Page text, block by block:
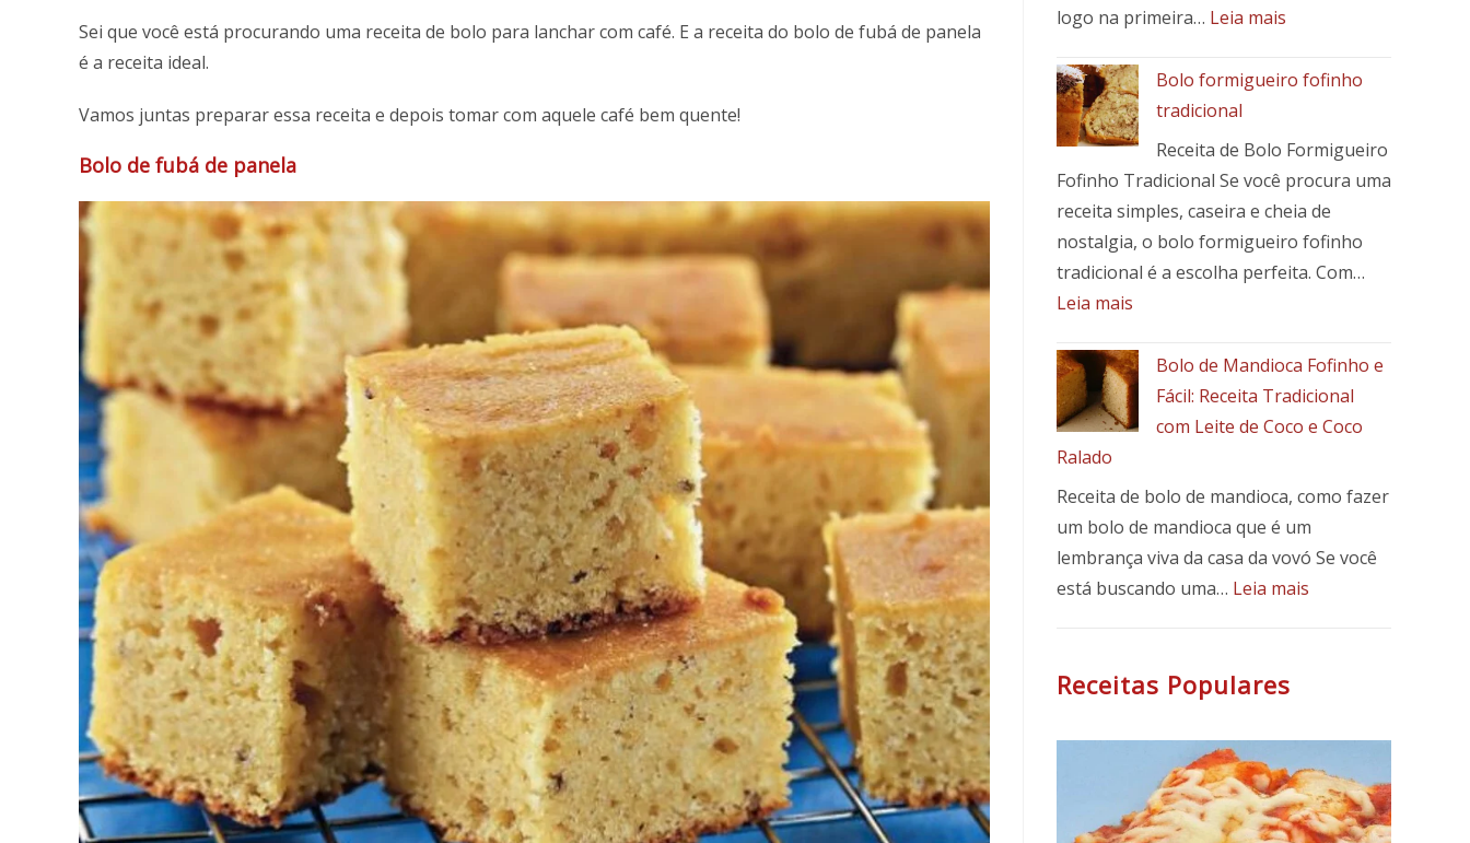
Sei que você está procurando uma receita de bolo para lanchar com café. E a receita do bolo de fubá de panela
é a receita ideal.
Vamos juntas preparar essa receita e depois tomar com aquele café bem quente!
Bolo de fubá de panela
em
Prato
logo na primeira… Leia mais
Costela
assada
com
mandioca:
receita
fácil,
de
sabor
Bolo formigueiro fofinho
tradicional
Receita de Bolo Formigueiro
Fofinho Tradicional Se você procura uma
receita simples, caseira e cheia de
nostalgia, o bolo formigueiro fofinho
tradicional é a escolha perfeita. Com…
Leia mais
formigueiro
fofinho
tradicional
Bolo de Mandioca Fofinho e
Fácil: Receita Tradicional
com Leite de Coco e Coco
Ralado
Receita de bolo de mandioca, como fazer
um bolo de mandioca que é um
lembrança viva da casa da vovó Se você
está buscando uma… Leia mais
Receita
Tradicional
com
Receitas Populares